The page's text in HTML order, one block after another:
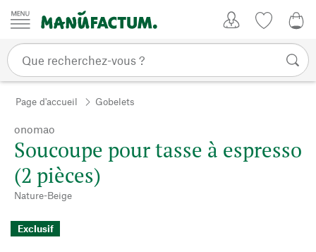
Passer au contenu
Page d'accueil Gobelets
onomao
Soucoupe pour tasse à espresso
(2 pièces)
Nature-Beige
Exclusif